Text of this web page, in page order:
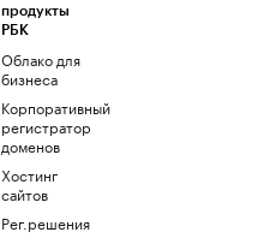
продукты
РБК
Облако для
бизнеса
Корпоративный
регистратор
доменов
Хостинг
сайтов
Рег.решения